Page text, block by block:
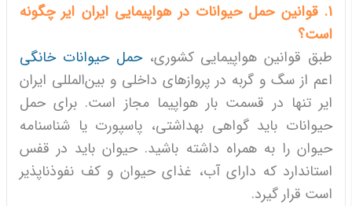
1. قوانین حمل حیوانات در هواپیمایی ایران ایر چگونه
است؟
طبق قوانین هواپیمایی کشوری،حمل حیوانات خانگی
اعم از سگ و گربه در پروازهای داخلی و بین‌المللی ایران
ایر تنها در قسمت بار هواپیما مجاز است. برای حمل
حیوانات باید گواهی بهداشتی، پاسپورت یا شناسنامه
حیوان را به همراه داشته باشید. حیوان باید در قفس
استاندارد که دارای آب، غذای حیوان و کف نفوذناپذیر
است قرار گیرد.